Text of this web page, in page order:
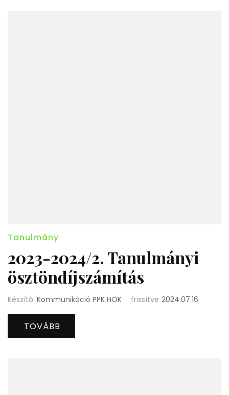
Tanulmány
2023-2024/2. Tanulmányi
ösztöndíjszámítás
Készítő: Kommunikáció PPK HÖK frissítve 2024.07.16.
TOVÁBB